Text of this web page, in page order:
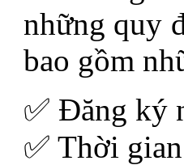
những quy
bao gồm
✅ Đăng ký
✅ Thời